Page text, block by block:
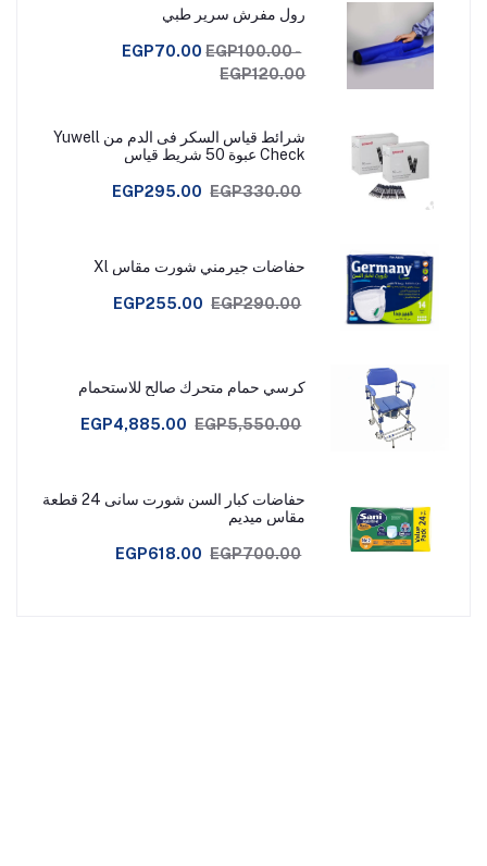
رول مفرش سرير طبي
EGP70.00 EGP100.00 -
EGP120.00
شرائط قياس السكر فى الدم من Yuwell
Check عبوة 50 شريط قياس
EGP295.00 EGP330.00
حفاضات جيرمني شورت مقاس Xl
EGP255.00 EGP290.00
كرسي حمام متحرك صالح للاستحمام
EGP4,885.00 EGP5,550.00
حفاضات كبار السن شورت سانى 24 قطعة
مقاس ميديم
EGP618.00 EGP700.00